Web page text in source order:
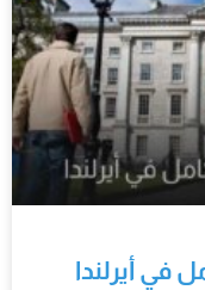
في أيرلندا